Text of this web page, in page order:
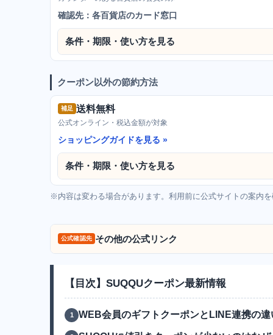
確認先：各百貨店のカード窓口
条件・期限・使い方を見る
クーポン以外の節約方法
補足 送料無料
公式オンライン・税込金額が対象
ショッピングガイドを見る
条件・期限・使い方を見る
※内容は変わる場合があります。利用前に公式サイトの案内を
公式確認先 その他の公式リンク
【目次】SUQQUクーポン最新情報
WEB会員のギフトクーポンとLINE連携の違